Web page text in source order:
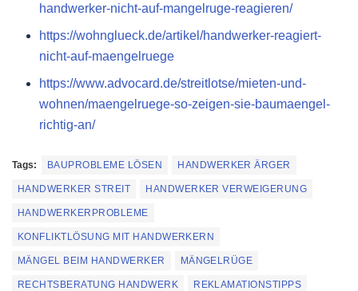
handwerker-nicht-auf-mangelruge-reagieren/
https://wohnglueck.de/artikel/handwerker-reagiert-
nicht-auf-maengelruege
https://www.advocard.de/streitlotse/mieten-und-
wohnen/maengelruege-so-zeigen-sie-baumaengel-
richtig-an/
Tags: BAUPROBLEME LÖSEN HANDWERKER ÄRGER
HANDWERKER STREIT HANDWERKER VERWEIGERUNG
HANDWERKERPROBLEME
KONFLIKTLÖSUNG MIT HANDWERKERN
MÄNGEL BEIM HANDWERKER MÄNGELRÜGE
RECHTSBERATUNG HANDWERK REKLAMATIONSTIPPS